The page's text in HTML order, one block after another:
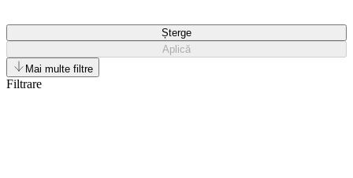
Șterge
Aplică
Mai multe filtre
Filtrare